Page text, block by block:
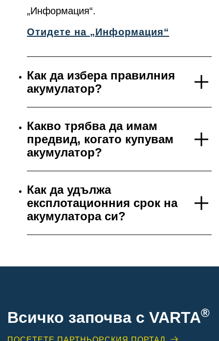
„Информация“.
Отидете на „Информация“
Как да избера правилния
акумулатор?
Какво трябва да имам
предвид, когато купувам
акумулатор?
Как да удължа
експлотационния срок на
акумулатора си?
Всичко започва с VARTA®